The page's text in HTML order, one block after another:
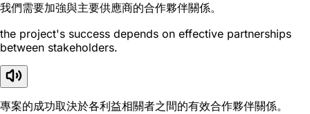
我們需要加強與主要供應商的合作夥伴關係。
the project's success depends on effective partnerships
between stakeholders.
專案的成功取決於各利益相關者之間的有效合作夥伴關係。